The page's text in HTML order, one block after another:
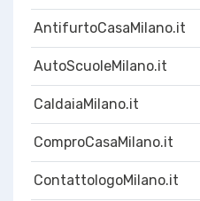
AntifurtoCasaMilano.it
AutoScuoleMilano.it
CaldaiaMilano.it
ComproCasaMilano.it
ContattologoMilano.it